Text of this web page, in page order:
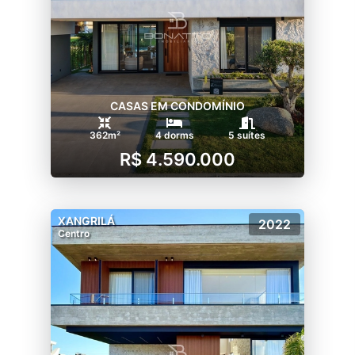
CASAS EM CONDOMÍNIO
362m² 4 dorms 5 suítes
R$ 4.590.000
XANGRILÁ
Centro
2022